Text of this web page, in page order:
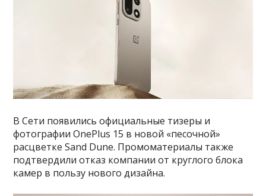
В Сети появились официальные тизеры и
фотографии OnePlus 15 в новой «песочной»
расцветке Sand Dune. Промоматериалы также
подтвердили отказ компании от круглого блока
камер в пользу нового дизайна.